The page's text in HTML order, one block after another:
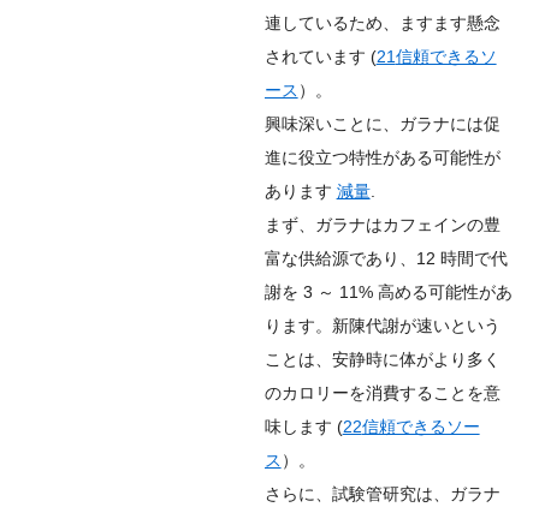
連しているため、ますます懸念
されています (21信頼できるソ
ース ）。
興味深いことに、ガラナには促
進に役立つ特性がある可能性が
あります 減量.
まず、ガラナはカフェインの豊
富な供給源であり、12 時間で代
謝を 3 ～ 11% 高める可能性があ
ります。新陳代謝が速いという
ことは、安静時に体がより多く
のカロリーを消費することを意
味します (22信頼できるソー
ス ）。
さらに、試験管研究は、ガラナ